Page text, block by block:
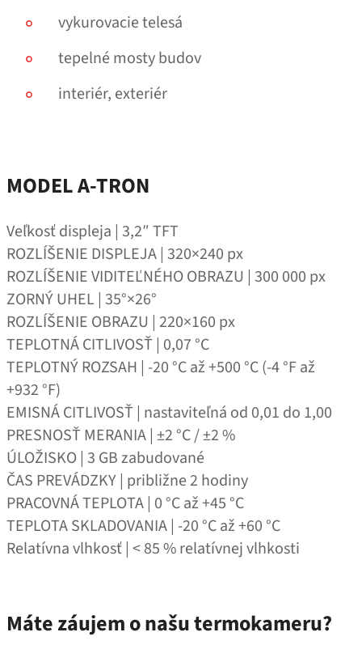
vykurovacie telesá
tepelné mosty budov
interiér, exteriér
MODEL A‑TRON
Veľkosť displeja | 3,2″ TFT
ROZLÍŠENIE DISPLEJA | 320×240 px
ROZLÍŠENIE VIDITEĽNÉHO OBRAZU | 300 000 px
ZORNÝ UHEL | 35°×26°
ROZLÍŠENIE OBRAZU | 220×160 px
TEPLOTNÁ CITLIVOSŤ | 0,07 °C
TEPLOTNÝ ROZSAH | ‑20 °C až +500 °C (-4 °F až
+932 °F)
EMISNÁ CITLIVOSŤ | nastaviteľná od 0,01 do 1,00
PRESNOSŤ MERANIA | ±2 °C / ±2 %
ÚLOŽISKO | 3 GB zabudované
ČAS PREVÁDZKY | približne 2 hodiny
PRACOVNÁ TEPLOTA | 0 °C až +45 °C
TEPLOTA SKLADOVANIA | ‑20 °C až +60 °C
Relatívna vlhkosť | < 85 % relatívnej vlhkosti
Máte záujem o našu termokameru?